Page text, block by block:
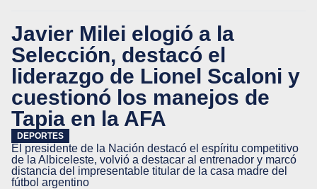
Javier Milei elogió a la
Selección, destacó el
liderazgo de Lionel Scaloni y
cuestionó los manejos de
Tapia en la AFA
DEPORTES
El presidente de la Nación destacó el espíritu competitivo
de la Albiceleste, volvió a destacar al entrenador y marcó
distancia del impresentable titular de la casa madre del
fútbol argentino